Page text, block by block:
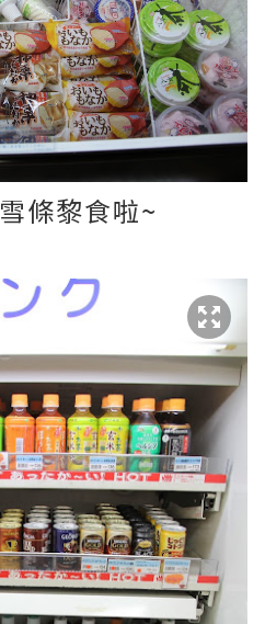
條黎食啦~